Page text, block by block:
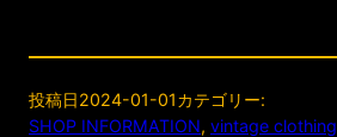
投稿日2024-01-01カテゴリー:
SHOP INFORMATION, vintage clothing